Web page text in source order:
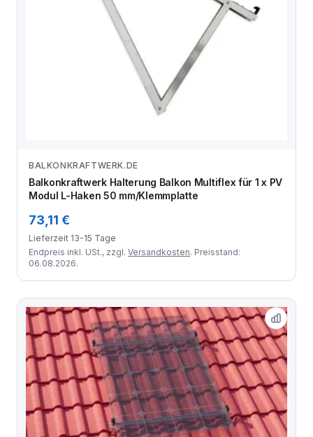
Zum Angebot
BALKONKRAFTWERK.DE
Balkonkraftwerk Halterung Balkon Multiflex für 1 x PV
Modul L-Haken 50 mm/Klemmplatte
73,11 €
Lieferzeit 13-15 Tage
Endpreis inkl. USt., zzgl. Versandkosten. Preisstand:
06.08.2026.